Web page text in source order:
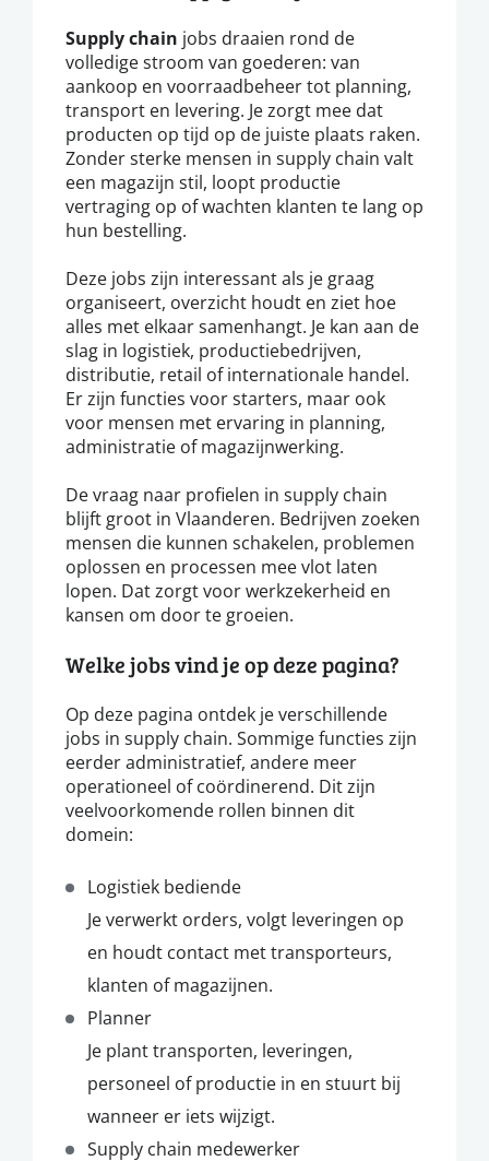
Supply chain jobs draaien rond de
volledige stroom van goederen: van
aankoop en voorraadbeheer tot planning,
transport en levering. Je zorgt mee dat
producten op tijd op de juiste plaats raken.
Zonder sterke mensen in supply chain valt
een magazijn stil, loopt productie
vertraging op of wachten klanten te lang op
hun bestelling.
Deze jobs zijn interessant als je graag
organiseert, overzicht houdt en ziet hoe
alles met elkaar samenhangt. Je kan aan de
slag in logistiek, productiebedrijven,
distributie, retail of internationale handel.
Er zijn functies voor starters, maar ook
voor mensen met ervaring in planning,
administratie of magazijnwerking.
De vraag naar profielen in supply chain
blijft groot in Vlaanderen. Bedrijven zoeken
mensen die kunnen schakelen, problemen
oplossen en processen mee vlot laten
lopen. Dat zorgt voor werkzekerheid en
kansen om door te groeien.
Welke jobs vind je op deze pagina?
Op deze pagina ontdek je verschillende
jobs in supply chain. Sommige functies zijn
eerder administratief, andere meer
operationeel of coördinerend. Dit zijn
veelvoorkomende rollen binnen dit
domein:
Logistiek bediende
Je verwerkt orders, volgt leveringen op
en houdt contact met transporteurs,
klanten of magazijnen.
Planner
Je plant transporten, leveringen,
personeel of productie in en stuurt bij
wanneer er iets wijzigt.
Supply chain medewerker